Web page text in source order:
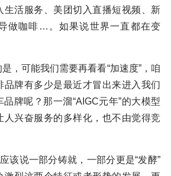
生活服务、美团切入直播短视频、新
做咖啡…。如果说世界一直都在变
，可能我们需要再看看“加速度”，咱
品牌有多少是最近才冒出来进入我们
牌呢？那一溜“AIGC元年”的大模型
人兴奋服务的多样化，也不由觉得竞
该说一部分铸就，一部分更是“发酵”